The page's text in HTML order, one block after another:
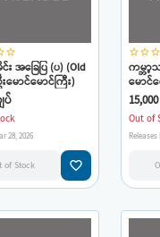
star_border
း အခြေပြ (ပ) (Old
မောင်မောင်ကြီး)
ပ်
28, 2026
of Stock favorite_border
star_borderstar_borderstar_border
ကမ္ဘာ့
မောင်
Out of
Releases